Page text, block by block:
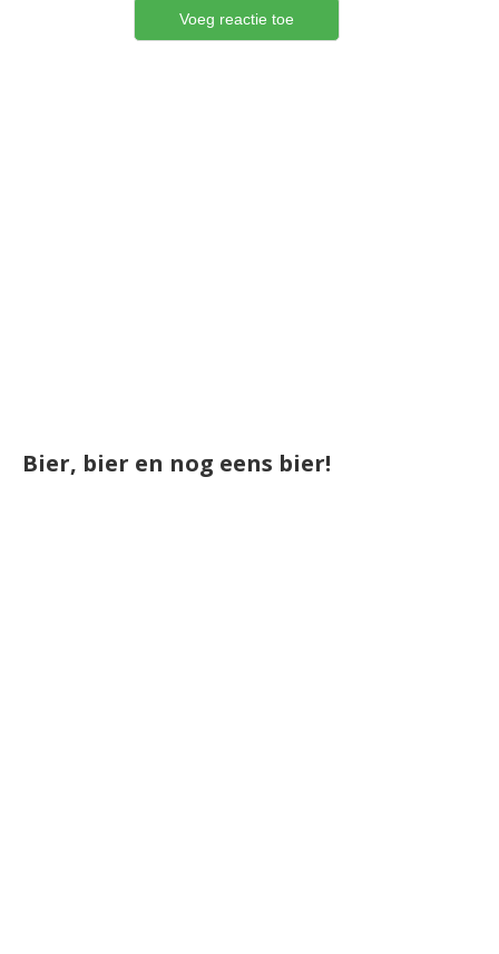
Bier, bier en nog eens bier!